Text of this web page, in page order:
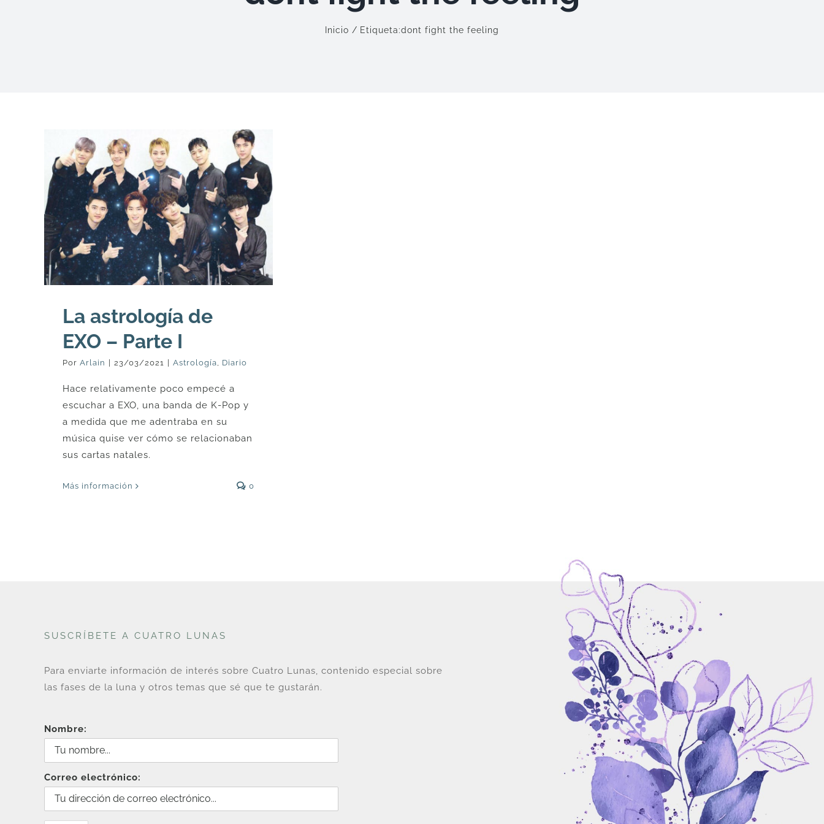
Inicio Etiqueta:dont fight the feeling
La astrología de
EXO – Parte I
Por Arlain 23/03/2021 Astrología, Diario
Hace relativamente poco empecé a
escuchar a EXO, una banda de K-Pop y
a medida que me adentraba en su
música quise ver cómo se relacionaban
sus cartas natales.
Más información 0
SUSCRÍBETE A CUATRO LUNAS
Para enviarte información de interés sobre Cuatro Lunas, contenido especial sobre
las fases de la luna y otros temas que sé que te gustarán.
Nombre:
Correo electrónico: